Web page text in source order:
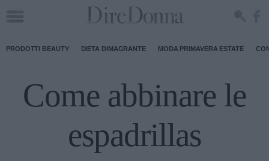
PRODOTTI BEAUTY DIETA DIMAGRANTE MODA PRIMAVERA ESTATE
Come abbinare le
espadrillas